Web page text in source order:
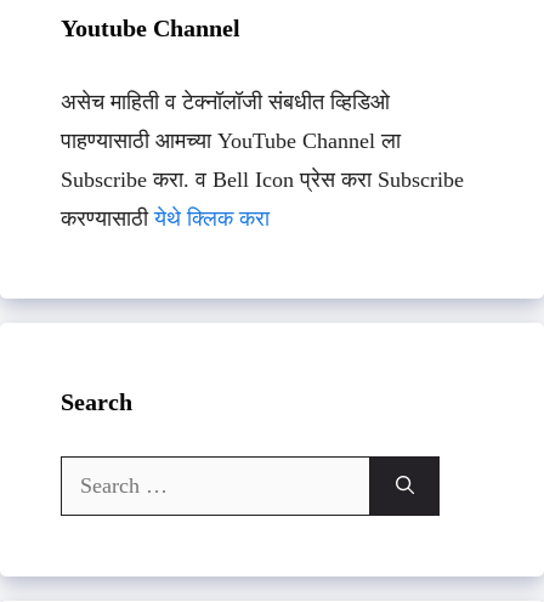
Youtube Channel
असेच माहिती व टेक्नॉलॉजी संबधीत व्हिडिओ
पाहण्यासाठी आमच्या YouTube Channel ला
Subscribe करा. व Bell Icon प्रेस करा Subscribe
करण्यासाठीयेथे क्लिक करा
Search
Search
for: